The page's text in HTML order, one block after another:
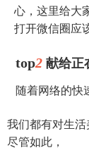
心，这里给大
打开微信圈应
top2 献给正
随着网络的快
我们都有对生活
尽管如此，